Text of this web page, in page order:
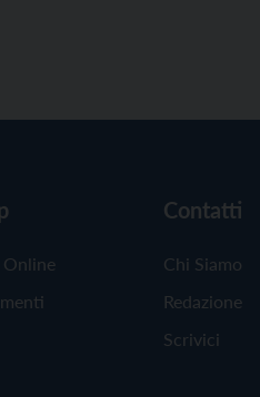
Online
Contatti
Chi Siamo
Redazione
Scrivici